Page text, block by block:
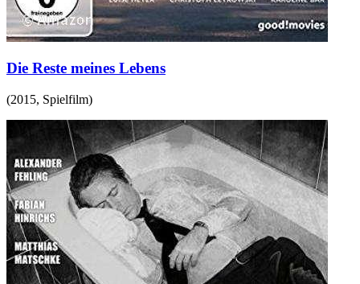
Die Reste meines Lebens
(2015, Spielfilm)